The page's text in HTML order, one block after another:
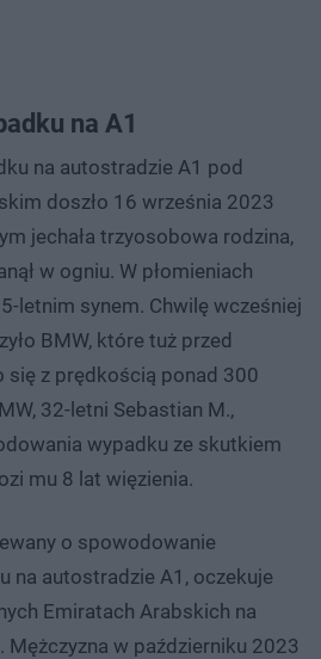
na A1
na autostradzie A1 pod
doszło 16 września 2023
jechała trzyosobowa rodzina,
w ogniu. W płomieniach
letnim synem. Chwilę wcześniej
BMW, które tuż przed
się z prędkością ponad 300
32-letni Sebastian M.,
wypadku ze skutkiem
mu 8 lat więzienia.
o spowodowanie
na autostradzie A1, oczekuje
Emiratach Arabskich na
w październiku 2023